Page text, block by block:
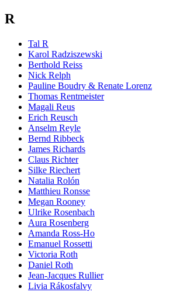
R
Tal R
Karol Radziszewski
Berthold Reiss
Nick Relph
Pauline Boudry & Renate Lorenz
Thomas Rentmeister
Magali Reus
Erich Reusch
Anselm Reyle
Bernd Ribbeck
James Richards
Claus Richter
Silke Riechert
Natalia Rolón
Matthieu Ronsse
Megan Rooney
Ulrike Rosenbach
Aura Rosenberg
Amanda Ross-Ho
Emanuel Rossetti
Victoria Roth
Daniel Roth
Jean-Jacques Rullier
Livia Rákosfalvy